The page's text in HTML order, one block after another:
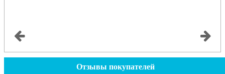
Отзывы покупателей